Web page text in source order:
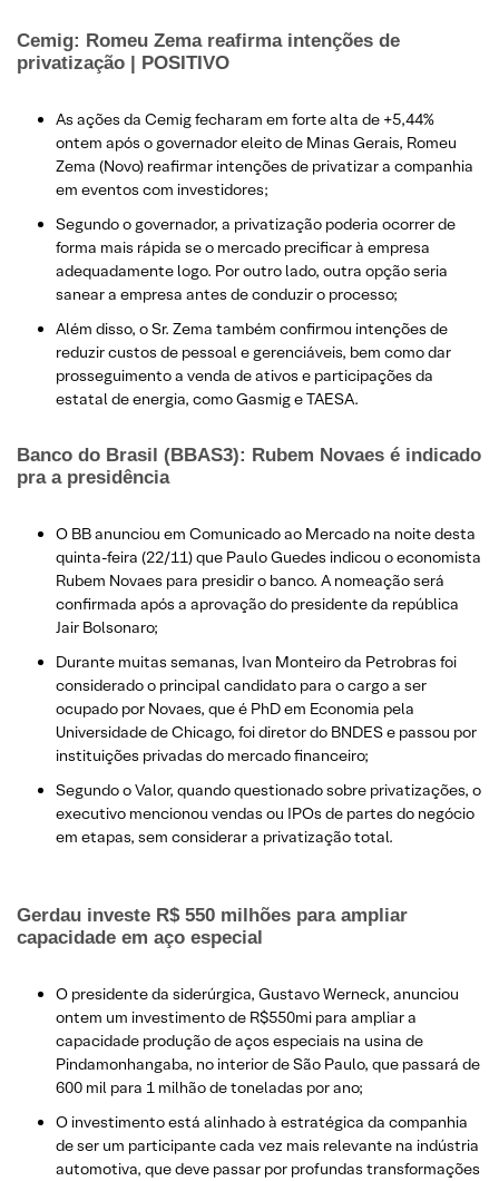
Cemig: Romeu Zema reafirma intenções de
privatização | POSITIVO
As ações da Cemig fecharam em forte alta de +5,44%
ontem após o governador eleito de Minas Gerais, Romeu
Zema (Novo) reafirmar intenções de privatizar a companhia
em eventos com investidores;
Segundo o governador, a privatização poderia ocorrer de
forma mais rápida se o mercado precificar à empresa
adequadamente logo. Por outro lado, outra opção seria
sanear a empresa antes de conduzir o processo;
Além disso, o Sr. Zema também confirmou intenções de
reduzir custos de pessoal e gerenciáveis, bem como dar
prosseguimento a venda de ativos e participações da
estatal de energia, como Gasmig e TAESA.​
Banco do Brasil (BBAS3): Rubem Novaes é indicado
pra a presidência
​O BB anunciou em Comunicado ao Mercado na noite desta
quinta-feira (22/11) que Paulo Guedes indicou o economista
Rubem Novaes para presidir o banco. A nomeação será
confirmada após a aprovação do presidente da república
Jair Bolsonaro;
Durante muitas semanas, Ivan Monteiro da Petrobras foi
considerado o principal candidato para o cargo a ser
ocupado por Novaes, que é PhD em Economia pela
Universidade de Chicago, foi diretor do BNDES e passou por
instituições privadas do mercado financeiro;
Segundo o Valor, quando questionado sobre privatizações, o
executivo mencionou vendas ou IPOs de partes do negócio
em etapas, sem considerar a privatização total.
Gerdau investe R$ 550 milhões para ampliar
capacidade em aço especial
O presidente da siderúrgica, Gustavo Werneck, anunciou
ontem um investimento de R$550mi para ampliar a
capacidade produção de aços especiais na usina de
Pindamonhangaba, no interior de São Paulo, que passará de
600 mil para 1 milhão de toneladas por ano;
O investimento está alinhado à estratégica da companhia
de ser um participante cada vez mais relevante na indústria
automotiva, que deve passar por profundas transformações